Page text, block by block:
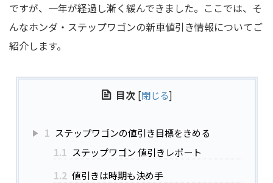
ですが、一年が経過し漸く緩んできました。ここでは、そ
んなホンダ・ステップワゴンの新車値引き情報についてご
紹介します。
目次 [閉じる]
1 ステップワゴンの値引き目標をきめる
1.1 ステップワゴン 値引きレポート
1.2 値引きは時期も決め手